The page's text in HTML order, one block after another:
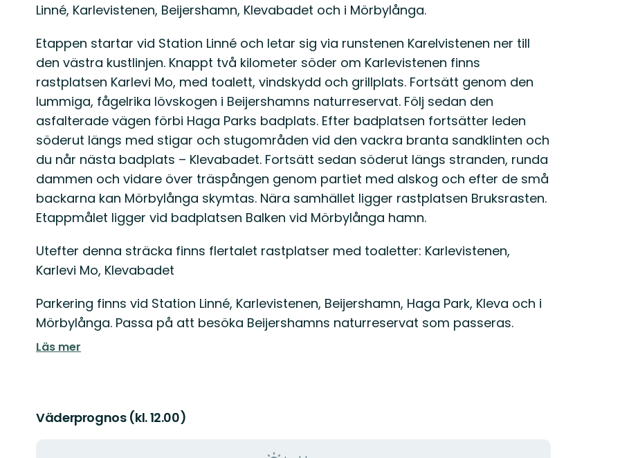
Linné, Karlevistenen, Beijershamn, Klevabadet och i Mörbylånga.
Etappen startar vid Station Linné och letar sig via runstenen Karelvistenen ner till
den västra kustlinjen. Knappt två kilometer söder om Karlevistenen finns
rastplatsen Karlevi Mo, med toalett, vindskydd och grillplats. Fortsätt genom den
lummiga, fågelrika lövskogen i Beijershamns naturreservat. Följ sedan den
asfalterade vägen förbi Haga Parks badplats. Efter badplatsen fortsätter leden
söderut längs med stigar och stugområden vid den vackra branta sandklinten och
du når nästa badplats – Klevabadet. Fortsätt sedan söderut längs stranden, runda
dammen och vidare över träspången genom partiet med alskog och efter de små
backarna kan Mörbylånga skymtas. Nära samhället ligger rastplatsen Bruksrasten.
Etappmålet ligger vid badplatsen Balken vid Mörbylånga hamn.
Utefter denna sträcka finns flertalet rastplatser med toaletter: Karlevistenen,
Karlevi Mo, Klevabadet
Parkering finns vid Station Linné, Karlevistenen, Beijershamn, Haga Park, Kleva och i
Mörbylånga. Passa på att besöka Beijershamns naturreservat som passeras.
Läs mer
Väderprognos (kl. 12.00)